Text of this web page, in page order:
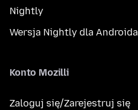
Nightly
Wersja Nightly dla Androida
Konto Mozilli
Zaloguj się/Zarejestruj się